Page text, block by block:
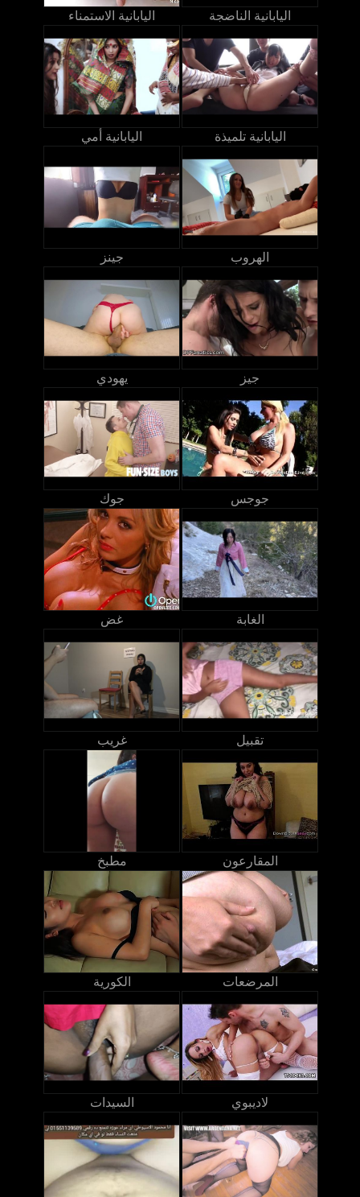
اليابانية الاستمناء اليابانية الناضجة
اليابانية أمي اليابانية تلميذة
جينز الهروب
يهودي جيز
جوك جوجس
غض الغابة
غريب تقبيل
مطبخ المقارعون
الكورية المرضعات
السيدات لاديبوي